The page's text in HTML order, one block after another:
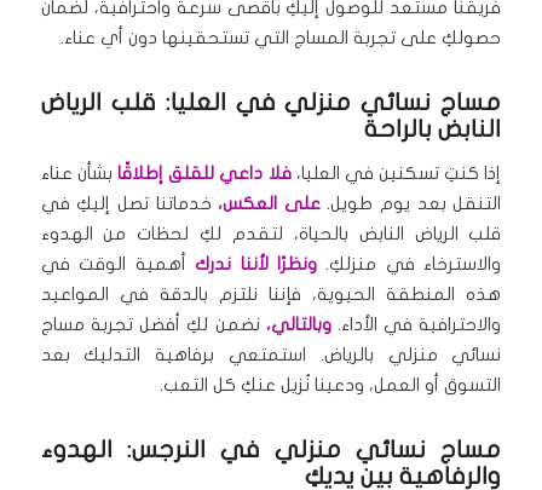
فريقنا مستعد للوصول إليكِ بأقصى سرعة واحترافية، لضمان
حصولكِ على تجربة المساج التي تستحقينها دون أي عناء.
مساج نسائي منزلي في العليا: قلب الرياض
النابض بالراحة
إذا كنتِ تسكنين في العليا،فلا داعي للقلق إطلاقًا بشأن عناء
التنقل بعد يوم طويل.على العكس، خدماتنا تصل إليكِ في
قلب الرياض النابض بالحياة، لتقدم لكِ لحظات من الهدوء
والاسترخاء في منزلكِ. ونظرًا لأننا ندركأهمية الوقت في
هذه المنطقة الحيوية، فإننا نلتزم بالدقة في المواعيد
والاحترافية في الأداء.وبالتالي، نضمن لكِ أفضل تجربة مساج
نسائي منزلي بالرياض. استمتعي برفاهية التدليك بعد
التسوق أو العمل، ودعينا نُزيل عنكِ كل التعب.
مساج نسائي منزلي في النرجس: الهدوء
والرفاهية بين يديكِ